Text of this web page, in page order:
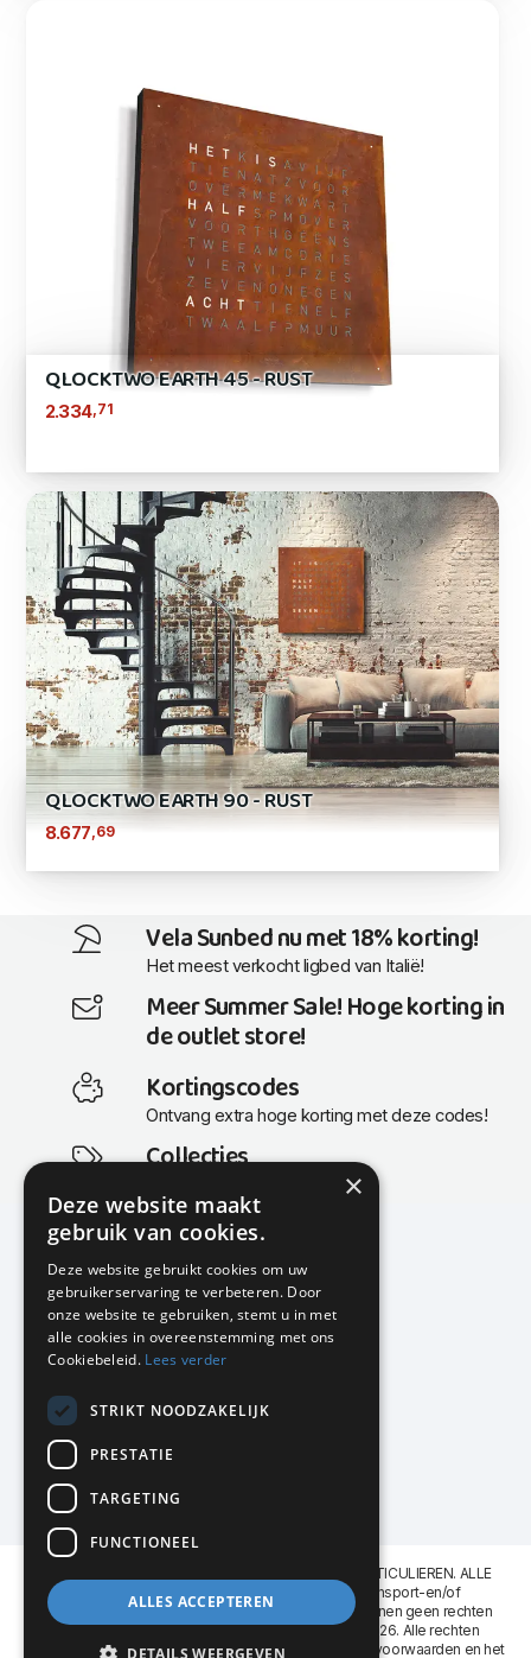
QLOCKTWO EARTH 45 - RUST
2.334,71
QLOCKTWO EARTH 90 - RUST
8.677 ,69
Vela Sunbed nu met 18% korting!
Het meest verkocht ligbed van Italië!
Meer Summer Sale! Hoge korting in
de outlet store!
Kortingscodes
Ontvang extra hoge korting met deze codes!
Collecties
Actuele en populaire collecties
KMP Kantoormeubilair
Airport Business Park
Frankfurtstraat 29-31
1175 RH Lijnden
020-617 01 26
info@kmpkantoormeubilair.nl
Facebook
Instagram
KMP Kantoormeubilair levert aan BEDRIJVEN en PARTICULIEREN. ALLE
GENOEMDE PRIJZEN ZIJN EXCL. 21% B.T.W. Transport-en/of
Montagekosten op aanvraag. Aan deze website kunnen geen rechten
worden ontleend. KMP Kantoormeubilair VOF © 2026. Alle rechten
voorbehouden. Lees voor gebruik graag de
leveringsvoorwaarden en het
×
Deze website maakt
gebruik van cookies.
Deze website gebruikt cookies om uw
gebruikerservaring te verbeteren. Door
onze website te gebruiken, stemt u in met
alle cookies in overeenstemming met ons
Cookiebeleid. Lees verder
STRIKT NOODZAKELIJK
PRESTATIE
TARGETING
FUNCTIONEEL
ALLES ACCEPTEREN
DETAILS WEERGEVEN